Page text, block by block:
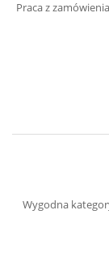
Praca z
Wygodna